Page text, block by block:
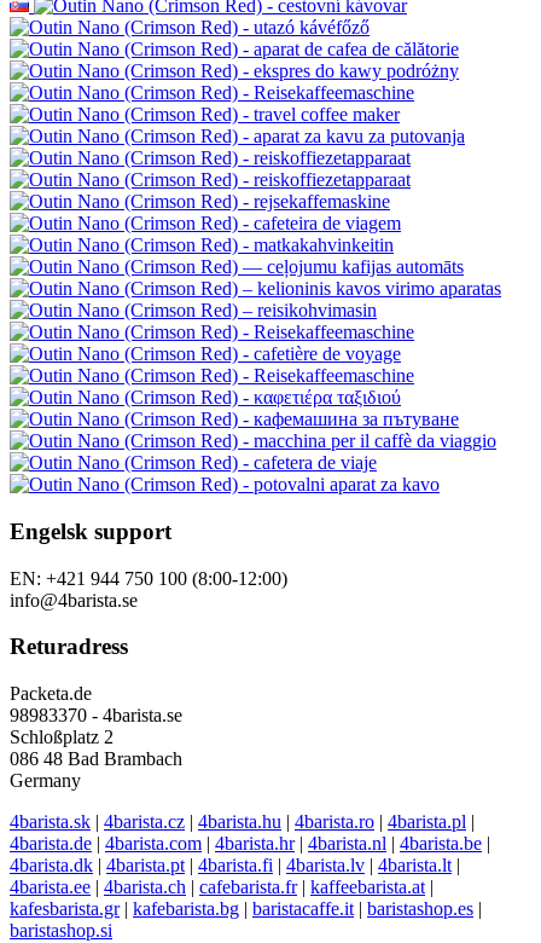
Engelsk support
EN: +421 944 750 100 (8:00-12:00)
info@4barista.se
Returadress
Packeta.de
98983370 - 4barista.se
Schloßplatz 2
086 48 Bad Brambach
Germany
4barista.sk | 4barista.cz | 4barista.hu | 4barista.ro | 4barista.pl |
4barista.de | 4barista.com | 4barista.hr| 4barista.nl | 4barista.be |
4barista.dk | 4barista.pt | 4barista.fi | 4barista.lv | 4barista.lt |
4barista.ee | 4barista.ch | cafebarista.fr| kaffeebarista.at |
kafesbarista.gr| kafebarista.bg | baristacaffe.it | baristashop.es |
baristashop.si